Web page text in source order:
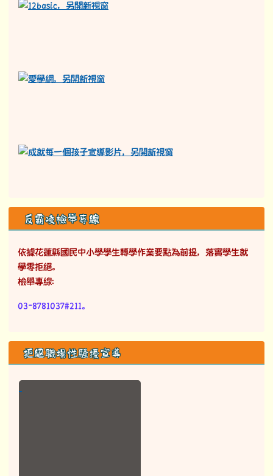
反霸凌檢舉專線
依據花蓮縣國民中小學學生轉學作業要點為前提，落實學生就
學零拒絕。
檢舉專線：
03-8781037#211。
拒絕職場性騷擾宣導